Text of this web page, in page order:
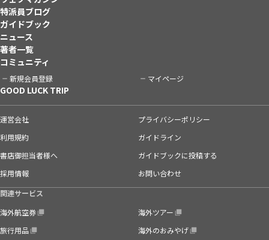
特派員ブログ
ガイドブック
ニュース
著者一覧
コミュニティ
新規会員登録 マイページ
GOOD LUCK TRIP
運営会社
プライバシーポリシー
利用規約
ガイドライン
書店御担当者様へ
ガイドブックに投稿する
採用情報
お問い合わせ
関連サービス
海外航空券
海外ツアー
旅行用品
海外のおみやげ